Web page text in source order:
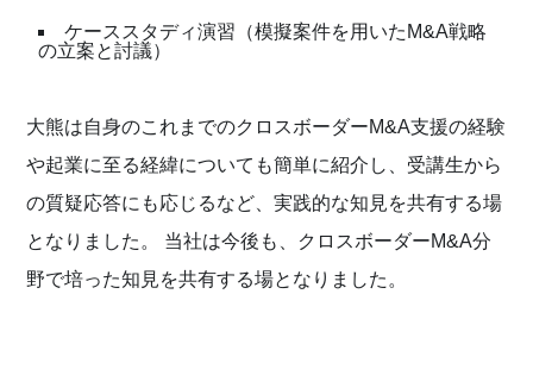
ケーススタディ演習（模擬案件を用いたM&A戦略
の立案と討議）
大熊は自身のこれまでのクロスボーダーM&A支援の経験
や起業に至る経緯についても簡単に紹介し、受講生から
の質疑応答にも応じるなど、実践的な知見を共有する場
となりました。 当社は今後も、クロスボーダーM&A分
野で培った知見を共有する場となりました。